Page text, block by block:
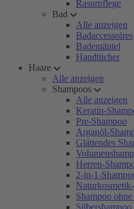
Rasurpflege
Bad
Alle anzeigen
Badaccessoires
Bademäntel
Handtücher
Haare
Alle anzeigen
Shampoos
Alle anzeigen
Keratin-
Pre-Shampoo
Arganöl-
Glättendes
Herren-
2-in-1-
Shampoo
Silbershampoo